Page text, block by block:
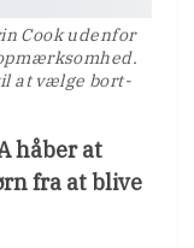
Cook udenfor
at vælge bort-
håber at
fra at blive